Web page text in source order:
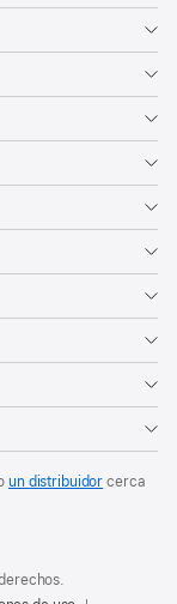
un distribuidor cerca